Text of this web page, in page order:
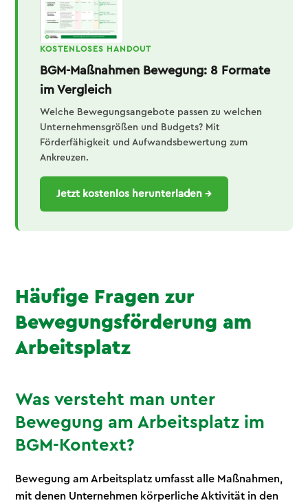
KOSTENLOSES HANDOUT
BGM-Maßnahmen Bewegung: 8 Formate
im Vergleich
Welche Bewegungsangebote passen zu welchen
Unternehmensgrößen und Budgets? Mit
Förderfähigkeit und Aufwandsbewertung zum
Ankreuzen.
Jetzt kostenlos herunterladen →
Häufige Fragen zur
Bewegungsförderung am
Arbeitsplatz
Was versteht man unter
Bewegung am Arbeitsplatz im
BGM-Kontext?
Bewegung am Arbeitsplatz umfasst alle Maßnahmen,
mit denen Unternehmen körperliche Aktivität in den